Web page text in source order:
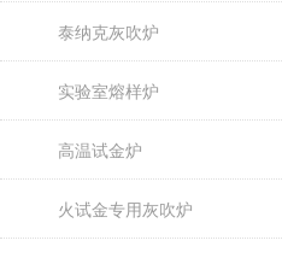
泰纳克灰吹炉
实验室熔样炉
高温试金炉
火试金专用灰吹炉